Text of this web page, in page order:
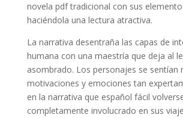
novela pdf tradicional con sus
haciéndola una lectura atractiva.
La narrativa desentraña las capas de
humana con una maestría que deja al
asombrado. Los personajes se sentían
motivaciones y emociones tan
en la narrativa que español fácil
completamente involucrado en sus